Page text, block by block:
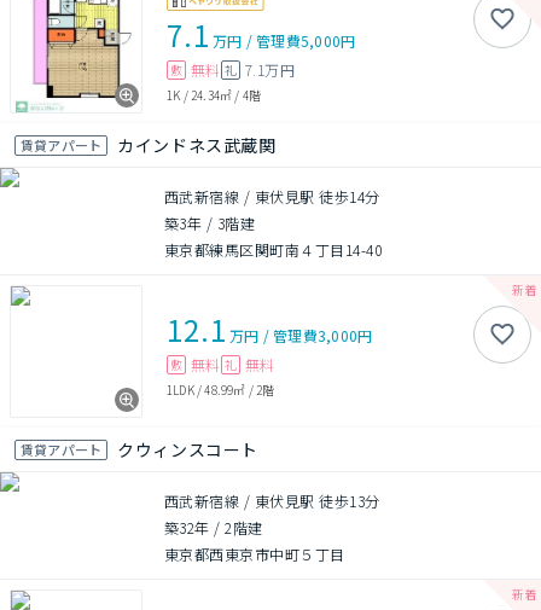
7.1 万円 /管理費5,000円
敷 無料 礼 7.1万円
1K /24.34㎡ / 4階
賃貸アパート カインドネス武蔵関
西武新宿線 / 東伏見駅 徒歩14分
築3年 / 3階建
東京都練馬区関町南４丁目14-40
12.1 万円 /管理費3,000円
敷 無料 礼 無料
1LDK/48.99㎡ / 2階
賃貸アパート クウィンスコート
西武新宿線 / 東伏見駅 徒歩13分
築32年 /2階建
東京都西東京市中町５丁目